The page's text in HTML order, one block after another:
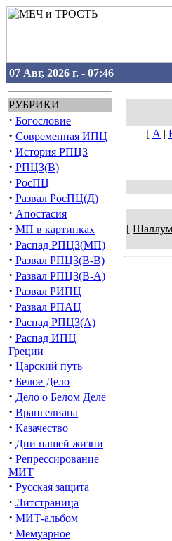
07 Авг, 2026 г. - 07:46
РУБРИКИ
· Богословие
· Современная ИПЦ
· История РПЦЗ
· РПЦЗ(В)
· РосПЦ
· Развал РосПЦ(Д)
· Апостасия
· МП в картинках
· Распад РПЦЗ(МП)
· Развал РПЦЗ(В-В)
· Развал РПЦЗ(В-А)
· Развал РИПЦ
· Развал РПАЦ
· Распад РПЦЗ(А)
· Распад ИПЦ
Греции
· Царский путь
· Белое Дело
· Дело о Белом Деле
· Врангелиана
· Казачество
· Дни нашей жизни
· Репрессирование
МИТ
· Русская защита
· Литстраница
· МИТ-альбом
· Мемуарное
[ А |
[